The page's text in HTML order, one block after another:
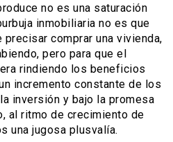
no es una saturación
inmobiliaria no es que
comprar una vivienda,
pero para que el
rindiendo los beneficios
incremento constante de los
inversión y bajo la promesa
al ritmo de crecimiento de
una jugosa plusvalía.